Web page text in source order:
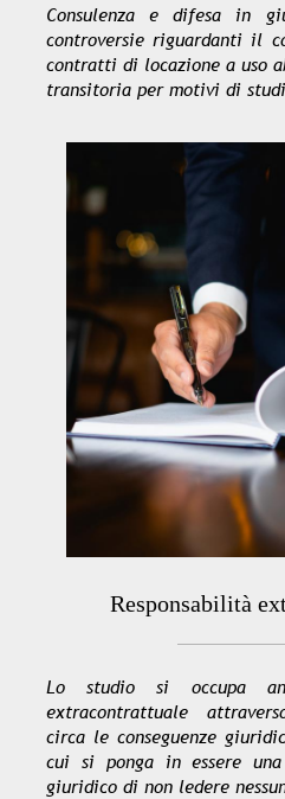
Consulenza e difesa in
controversie riguardanti il
contratti di locazione a uso
transitoria per motivi di
Responsabilità
Lo studio si occupa
extracontrattuale
circa le conseguenze
cui si ponga in essere
giuridico di non ledere